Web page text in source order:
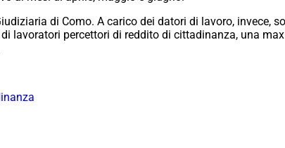
di Como. A carico dei datori di lavoro, invece,
lavoratori percettori di reddito di cittadinanza, una